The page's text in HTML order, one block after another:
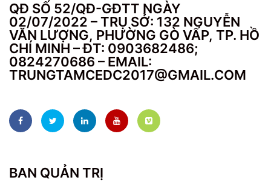
QĐ SỐ 52/QĐ-GĐTT NGÀY
02/07/2022 – TRỤ SỞ: 132 NGUYỄN
VĂN LƯỢNG, PHƯỜNG GÒ VẤP, TP. HỒ
CHÍ MINH – ĐT: 0903682486;
0824270686 – EMAIL:
TRUNGTAMCEDC2017@GMAIL.COM
BAN QUẢN TRỊ